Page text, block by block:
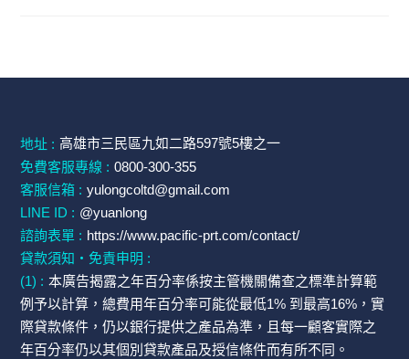
地址 : 高雄市三民區九如二路597號5樓之一
免費客服專線 : 0800-300-355
客服信箱 : yulongcoltd@gmail.com
LINE ID : @yuanlong
諮詢表單 : https://www.pacific-prt.com/contact/
貸款須知・免責申明 :
(1) : 本廣告揭露之年百分率係按主管機關備查之標準計算範
例予以計算，總費用年百分率可能從最低1% 到最高16%，實
際貸款條件，仍以銀行提供之產品為準，且每一顧客實際之
年百分率仍以其個別貸款產品及授信條件而有所不同。